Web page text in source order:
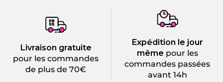
Livraison gratuite
pour les commandes
de plus de 70€
Expédition le jour
même pour les
commandes passées
avant 14h